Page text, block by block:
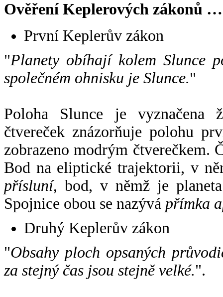
Ověření Keplerových zákonů …
První Keplerův zákon
"Planety obíhají kolem Slunce
společném ohnisku je Slunce."
Poloha Slunce je vyznačena
čtvereček znázorňuje polohu
zobrazeno modrým čtverečkem.
Bod na eliptické trajektorii, v
přísluní, bod, v němž je
Spojnice obou se nazývá přímka
Druhý Keplerův zákon
"Obsahy ploch opsaných
za stejný čas jsou stejně velké.".